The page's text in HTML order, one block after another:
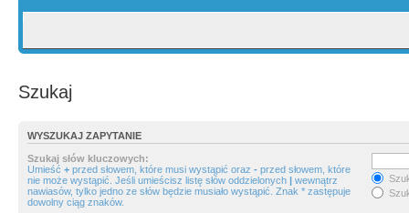
Szukaj
WYSZUKAJ ZAPYTANIE
Szukaj słów kluczowych:
Umieść + przed słowem, które musi wystąpić oraz - przed słowem, które
nie może wystąpić. Jeśli umieścisz listę słów oddzielonych | wewnątrz
nawiasów, tylko jedno ze słów będzie musiało wystąpić. Znak * zastępuje
dowolny ciąg znaków.